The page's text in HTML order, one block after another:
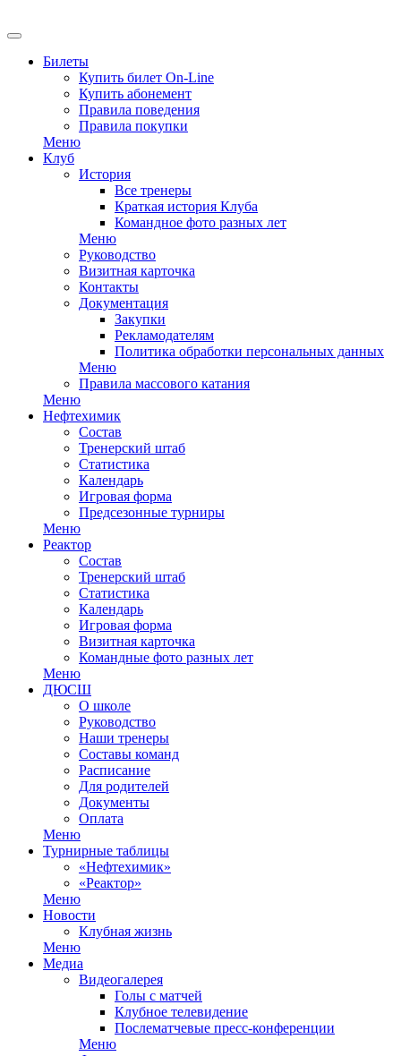
Билеты
Купить билет On-Line
Купить абонемент
Правила поведения
Правила покупки
Меню
Клуб
История
Все тренеры
Краткая история Клуба
Командное фото разных лет
Меню
Руководство
Визитная карточка
Контакты
Документация
Закупки
Рекламодателям
Политика обработки персональных данных
Меню
Правила массового катания
Меню
Нефтехимик
Состав
Тренерский штаб
Статистика
Календарь
Игровая форма
Предсезонные турниры
Меню
Реактор
Состав
Тренерский штаб
Статистика
Календарь
Игровая форма
Визитная карточка
Командные фото разных лет
Меню
ДЮСШ
О школе
Руководство
Наши тренеры
Составы команд
Расписание
Для родителей
Документы
Оплата
Меню
Турнирные таблицы
«Нефтехимик»
«Реактор»
Меню
Новости
Клубная жизнь
Меню
Медиа
Видеогалерея
Голы с матчей
Клубное телевидение
Послематчевые пресс-конференции
Меню